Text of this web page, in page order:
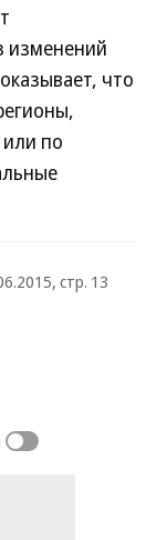
изменений
что
по
стр. 13